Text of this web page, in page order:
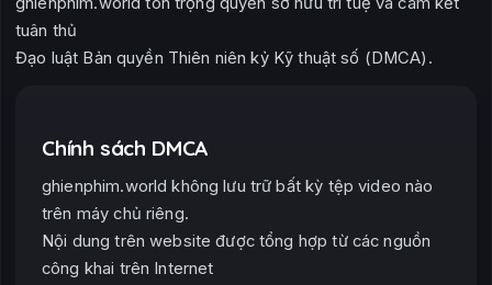
tuân thủ
Đạo luật Bản quyền Thiên niên kỷ Kỹ thuật số (DMCA).
Chính sách DMCA
ghienphim.world không lưu trữ bất kỳ tệp video nào
trên máy chủ riêng.
Nội dung trên website được tổng hợp từ các nguồn
công khai trên Internet